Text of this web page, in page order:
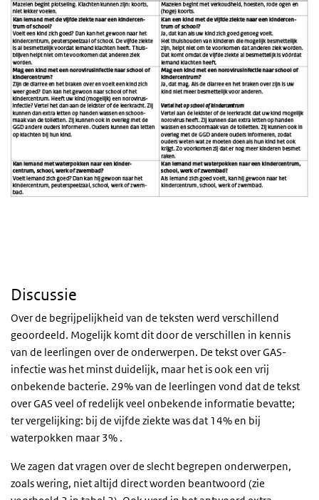
Discussie
Over de begrijpelijkheid van de teksten werd verschillend
geoordeeld. Mogelijk komt dit door de verschillen in kennis
van de leerlingen over de onderwerpen. De tekst over GAS-
infectie was het minst duidelijk, maar het is ook een vrij
onbekende bacterie. 29% van de leerlingen vond dat de tekst
over GAS veel of redelijk veel onbekende informatie bevatte;
ter vergelijking: bij de vijfde ziekte was dat 14% en bij
waterpokken maar 3% .
We zagen dat vragen over de slecht begrepen onderwerpen,
zoalswering, niet altijd direct worden beantwoord (zie